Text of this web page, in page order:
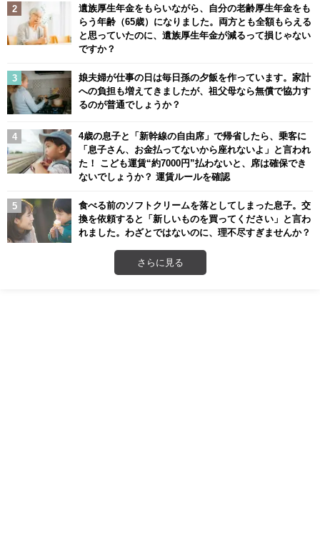
遺族厚生年金をもらいながら、自分の老齢厚生年金をも
らう年齢（65歳）になりました。両方とも全額もらえる
と思っていたのに、遺族厚生年金が減るって損じゃない
ですか？
娘夫婦が仕事の日は毎日孫の夕飯を作っています。家計
への負担も増えてきましたが、祖父母なら無償で協力す
るのが普通でしょうか？
4歳の息子と「新幹線の自由席」で帰省したら、乗客に
「息子さん、お金払ってないから座れないよ」と言われ
た！ こども運賃“約7000円”払わないと、席は確保でき
ないでしょうか？ 運賃ルールを確認
食べる前のソフトクリームを落としてしまった息子。交
換を依頼すると「新しいものを買ってください」と言わ
れました。わざとではないのに、理不尽すぎませんか？
さらに見る